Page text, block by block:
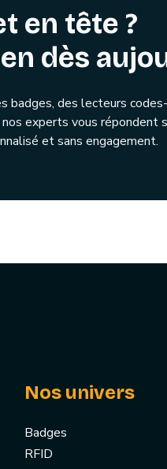
en tête ?
dès
badges, des lecteurs
experts vous répondent
et sans engagement.
Nos univers
Badges
RFID